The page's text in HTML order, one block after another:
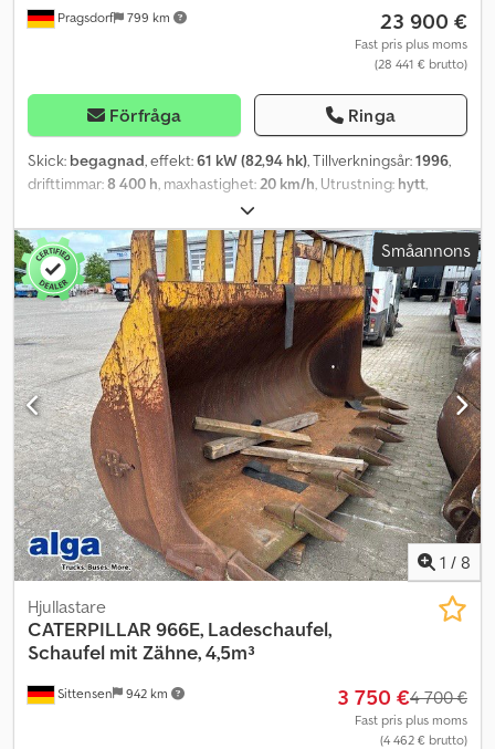
Pragsdorf 799 km 23 900 €
Fast pris plus moms
(28 441 € brutto)
Förfråga Ringa
Skick: begagnad, effekt:61 kW (82,94 hk), Tillverkningsår:1996,
drifttimmar:8 400 h, maxhastighet:20 km/h, Utrustning: hytt,
Drifttimmar: 8400, Knickstyrning, inklusive skopa och pallgaffel,
motor cirka 4000 timmar, förvaringsplats: hos kund. Djdpfx Apszr
Ta Eoveck
Småannons
1 / 8
Sittensen 942 km
Hjullastare
CATERPILLAR 966E, Ladeschaufel,
Schaufel mit Zähne, 4,5m³
3 750 €4 700 €
Fast pris plus moms
(4 462 € brutto)